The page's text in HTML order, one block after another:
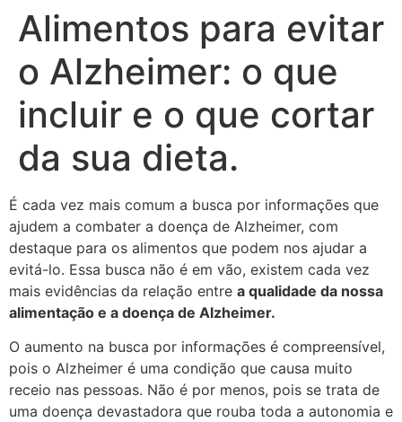
Alimentos para evitar
o Alzheimer: o que
incluir e o que cortar
da sua dieta.
É cada vez mais comum a busca por informações que
ajudem a combater a doença de Alzheimer, com
destaque para os alimentos que podem nos ajudar a
evitá-lo. Essa busca não é em vão, existem cada vez
mais evidências da relação entre a qualidade da nossa
alimentação e a doença de Alzheimer.
O aumento na busca por informações é compreensível,
pois o Alzheimer é uma condição que causa muito
receio nas pessoas. Não é por menos, pois se trata de
uma doença devastadora que rouba toda a autonomia e